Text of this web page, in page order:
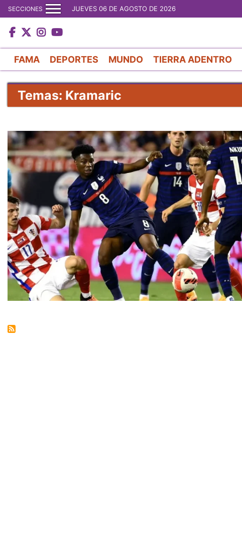
SECCIONES JUEVES 06 DE AGOSTO DE 2026
FAMA DEPORTES MUNDO TIERRA ADENTRO
Temas: Kramaric